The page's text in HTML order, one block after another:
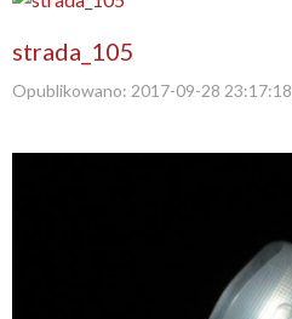
strada_105
Opublikowano: 2017-09-28 23:17:18